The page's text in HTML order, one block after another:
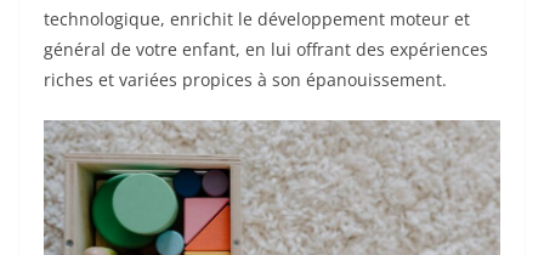
technologique, enrichit le développement moteur et
général de votre enfant, en lui offrant des expériences
riches et variées propices à son épanouissement.